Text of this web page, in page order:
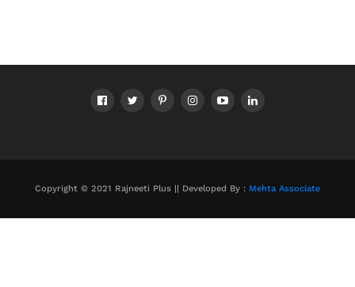
Copyright © 2021 Rajneeti Plus || Developed By : Mehta Associate